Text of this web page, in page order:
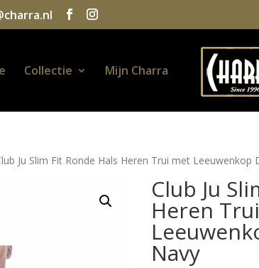
Collectie Mijn Charra
Ju Slim Fit Ronde Hals Heren Trui met Leeuwenkop
Club Ju
Heren
Navy